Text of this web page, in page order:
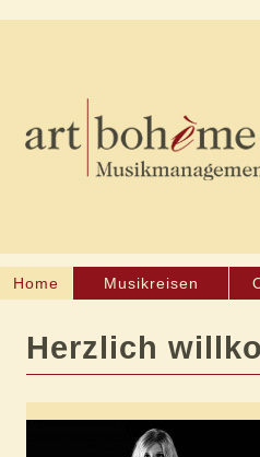
Home Musikreisen
Herzlich